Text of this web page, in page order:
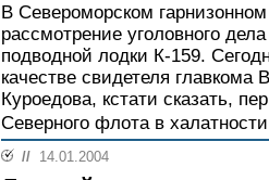
В Североморском
рассмотрение уголовного
подводной лодки К-159.
качестве свидетеля
Куроедова, кстати сказать,
Северного флота в
// 14.01.2004